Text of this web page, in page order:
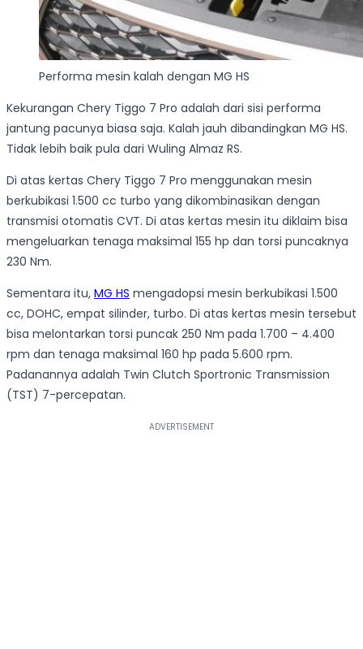
Performa mesin kalah dengan MG HS
Kekurangan Chery Tiggo 7 Pro adalah dari sisi performa
jantung pacunya biasa saja. Kalah jauh dibandingkan MG HS.
Tidak lebih baik pula dari Wuling Almaz RS.
Di atas kertas Chery Tiggo 7 Pro menggunakan mesin
berkubikasi 1.500 cc turbo yang dikombinasikan dengan
transmisi otomatis CVT. Di atas kertas mesin itu diklaim bisa
mengeluarkan tenaga maksimal 155 hp dan torsi puncaknya
230 Nm.
Sementara itu, MG HS mengadopsi mesin berkubikasi 1.500
cc, DOHC, empat silinder, turbo. Di atas kertas mesin tersebut
bisa melontarkan torsi puncak 250 Nm pada 1.700 – 4.400
rpm dan tenaga maksimal 160 hp pada 5.600 rpm.
Padanannya adalah Twin Clutch Sportronic Transmission
(TST) 7-percepatan.